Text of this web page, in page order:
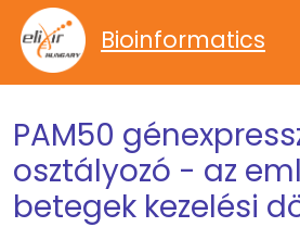
Ugrás a tartalomra
Bioinformatics
PAM50
osztályozó - az
betegek kezelési